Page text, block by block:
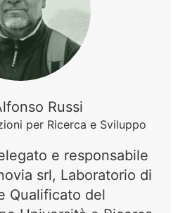
Russi
per Ricerca e Sviluppo
e responsabile
srl, Laboratorio di
Qualificato del